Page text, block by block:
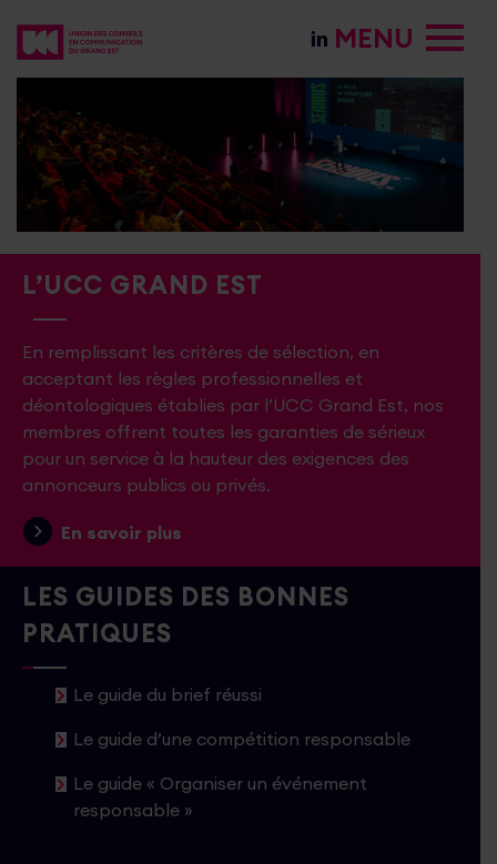
MENU
L’UCC GRAND EST
En remplissant les critères de sélection, en
acceptant les règles professionnelles et
déontologiques établies par l’UCC Grand Est, nos
membres offrent toutes les garanties de sérieux
pour un service à la hauteur des exigences des
annonceurs publics ou privés.
En savoir plus
LES GUIDES DES BONNES
PRATIQUES
Le guide du brief réussi
Le guide d’une compétition responsable
Le guide « Organiser un événement
responsable »